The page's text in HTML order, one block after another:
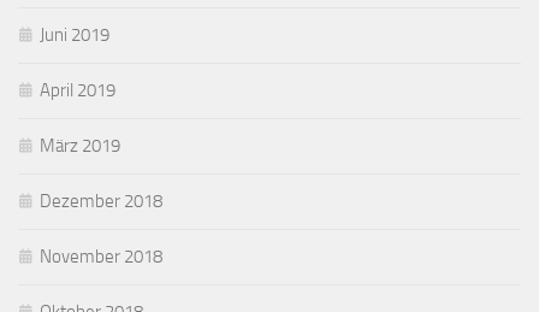
Juni 2019
April 2019
März 2019
Dezember 2018
November 2018